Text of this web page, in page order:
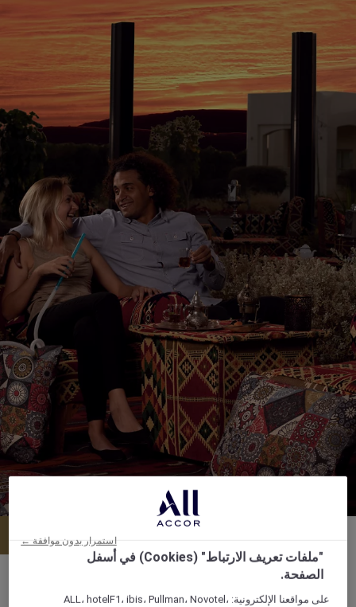
احجز طاولة
"ملفات تعريف الارتباط" (Cookies) في أسفل
الصفحة.
على مواقعنا الإلكترونية: ALL، hotelF1، ibis، Pullman، Novotel،
استمرار بدون موافقة ←